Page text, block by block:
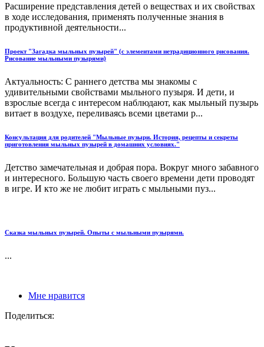
Расширение представления детей о веществах и их свойствах
в ходе исследования, применять полученные знания в
продуктивной деятельности...
Проект "Загадка мыльных пузырей" (с элементами нетрадиционного рисования.
Рисование мыльными пузырями)
Актуальность: С раннего детства мы знакомы с
удивительными свойствами мыльного пузыря. И дети, и
взрослые всегда с интересом наблюдают, как мыльный пузырь
витает в воздухе, переливаясь всеми цветами р...
Консультация для родителей "Мыльные пузыри. История, рецепты и секреты
приготовления мыльных пузырей в домашних условиях."
Детство замечательная и добрая пора. Вокруг много забавного
и интересного. Большую часть своего времени дети проводят
в игре. И кто же не любит играть с мыльными пуз...
Сказка мыльных пузырей. Опыты с мыльными пузырями.
...
Мне нравится
Поделиться: